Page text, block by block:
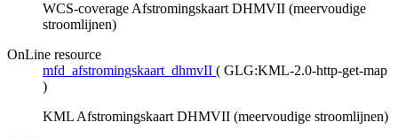
WCS-coverage Afstromingskaart DHMVII (meervoudige
stroomlijnen)
OnLine resource
mfd_afstromingskaart_dhmvII ( GLG:KML-2.0-http-get-map
)
KML Afstromingskaart DHMVII (meervoudige stroomlijnen)